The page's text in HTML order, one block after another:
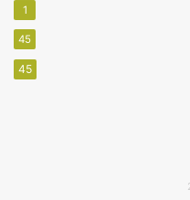
1
45
45